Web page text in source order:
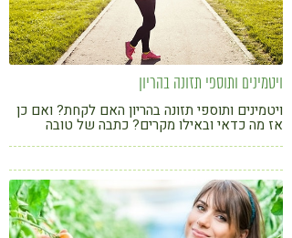
ויטמינים ותוספי תזונה בהריון
ויטמינים ותוספי תזונה בהריון האם לקחת? ואם כן
אז מה כדאי ובאילו מקרים? כתבה של טובה